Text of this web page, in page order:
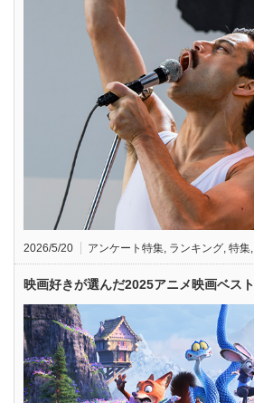
2026/5/20 アンケート特集 ランキング 特集
映画好きが選んだ2025アニメ映画ベスト